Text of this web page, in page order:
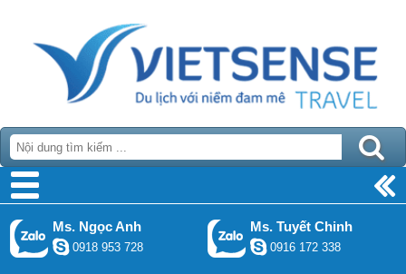
Ms. Ngọc Anh
0918 953 728
Ms. Tuyết Chinh
0916 172 338